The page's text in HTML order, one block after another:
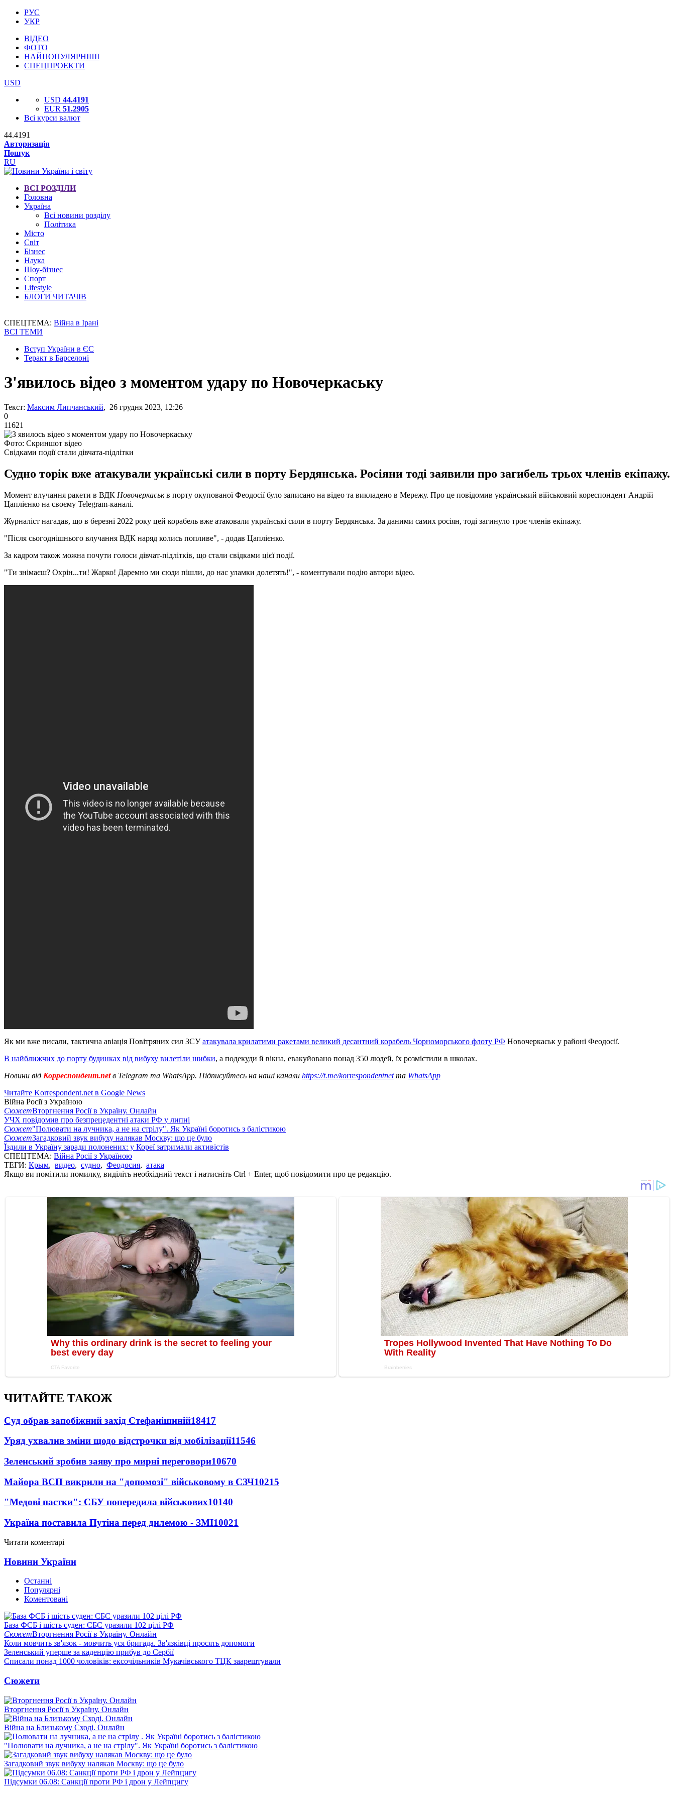
РУС
УКР
ВІДЕО
ФОТО
НАЙПОПУЛЯРНІШІ
СПЕЦПРОЕКТИ
USD
USD 44.4191
EUR 51.2905
Всі курси валют
44.4191
Авторизація
Пошук
RU
ВСІ РОЗДІЛИ
Головна
Україна
Всі новини розділу
Політика
Місто
Світ
Бізнес
Наука
Шоу-бізнес
Спорт
Lifestyle
БЛОГИ ЧИТАЧІВ
СПЕЦТЕМА: Війна в Ірані
ВСІ ТЕМИ
Вступ України в ЄС
Теракт в Барселоні
З'явилось відео з моментом удару по Новочеркаську
Текст: Максим Липчанський, 26 грудня 2023, 12:26
0
11621
Фото: Скриншот відео
Свідками події стали дівчата-підлітки
Судно торік вже атакували українські сили в порту Бердянська. Росіяни тоді заявили про загибель трьох членів екіпажу.
Момент влучання ракети в ВДК Новочеркаськв порту окупованої Феодосії було записано на відео та викладено в Мережу. Про це повідомив український військовий кореспондент Андрій
Цаплієнко на своєму Telegram-каналі.
Журналіст нагадав, що в березні 2022 року цей корабель вже атаковали українські сили в порту Бердянська. За даними самих росіян, тоді загинуло троє членів екіпажу.
"Після сьогоднішнього влучання ВДК наряд колись попливе", - додав Цаплієнко.
За кадром також можна почути голоси дівчат-підлітків, що стали свідками цієї події.
"Ти знімаєш? Охрін...ти! Жарко! Даремно ми сюди пішли, до нас уламки долетять!", - коментували подію автори відео.
Як ми вже писали, тактична авіація Повітряних сил ЗСУатакувала крилатими ракетами великий десантний корабель Чорноморського флоту РФ Новочеркаськ у районі Феодосії.
В найближчих до порту будинках від вибуху вилетіли шибки, а подекуди й вікна, евакуйовано понад 350 людей, їх розмістили в школах.
Новини від Корреспондент.netв Telegram та WhatsApp. Підписуйтесь на наші канали https://t.me/korrespondentnetта WhatsApp
Читайте Korrespondent.net в Google News
Війна Росії з Україною
СюжетВторгнення Росії в Україну. Онлайн
УЧХ повідомив про безпрецедентні атаки РФ у липні
Сюжет"Полювати на лучника, а не на стрілу". Як Україні боротись з балістикою
СюжетЗагадковий звук вибуху налякав Москву: що це було
Їздили в Україну заради полонених: у Кореї затримали активістів
СПЕЦТЕМА: Війна Росії з Україною
ТЕГИ: Крым, видео, судно, Феодосия, атака
Якщо ви помітили помилку, виділіть необхідний текст і натисніть Ctrl + Enter, щоб повідомити про це редакцію.
ЧИТАЙТЕ ТАКОЖ
Суд обрав запобіжний захід Стефанішиній18417
Уряд ухвалив зміни щодо відстрочки від мобілізації11546
Зеленський зробив заяву про мирні переговори10670
Майора ВСП викрили на "допомозі" військовому в СЗЧ10215
"Медові пастки": СБУ попередила військових10140
Україна поставила Путіна перед дилемою - ЗМІ10021
Читати коментарі
Новини України
Останні
Популярні
Коментовані
База ФСБ і шість суден: СБС уразили 102 цілі РФ
СюжетВторгнення Росії в Україну. Онлайн
Коли мовчить зв'язок - мовчить уся бригада. Зв'язківці просять допомоги
Зеленський уперше за каденцію прибув до Сербії
Списали понад 1000 чоловіків: ексочільників Мукачівського ТЦК заарештували
Сюжети
Вторгнення Росії в Україну. Онлайн
Війна на Близькому Сході. Онлайн
"Полювати на лучника, а не на стрілу". Як Україні боротись з балістикою
Загадковий звук вибуху налякав Москву: що це було
Підсумки 06.08: Санкції проти РФ і дрон у Лейпцигу